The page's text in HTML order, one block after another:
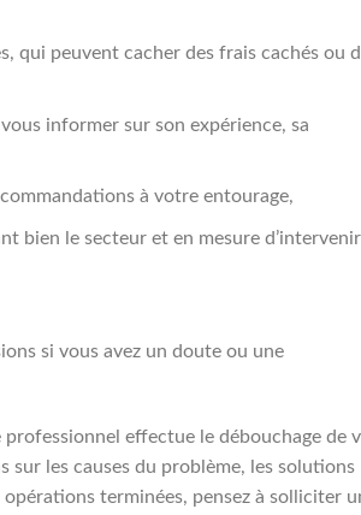
qui peuvent cacher des frais cachés ou
informer sur son expérience, sa
à votre entourage,
bien le secteur et en mesure d’intervenir
si vous avez un doute ou une
effectue le débouchage de
sur les causes du problème, les solutions
terminées, pensez à solliciter